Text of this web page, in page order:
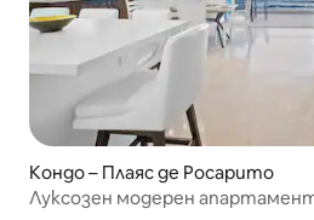
Кондо – Плаяс де Росарито
Луксозен модерен